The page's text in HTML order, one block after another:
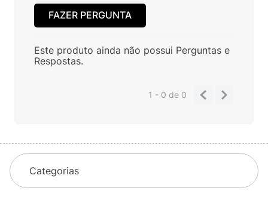
FAZER PERGUNTA
Este produto ainda não possui Perguntas e
Respostas.
1 - 0de 0
Categorias